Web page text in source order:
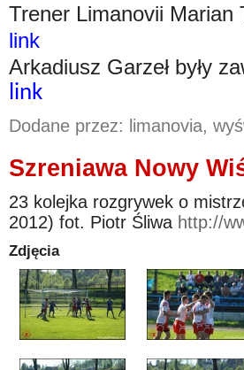
Trener Limanovii Marian
link
Arkadiusz Garzeł były
link
Dodane przez: limanovia,
Szreniawa Nowy
23 kolejka rozgrywek o
2012) fot. Piotr Śliwa http://
Zdjęcia